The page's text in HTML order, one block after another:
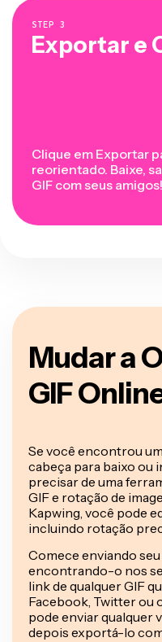
STEP 3
Exportar e
Clique em Exportar
reorientado. Baixe,
GIF com seus amigos!
Mudar a
GIF
Se você encontrou
cabeça para baixo ou
precisar de uma
GIF e rotação de
Kapwing, você pode
incluindo rotação
Comece enviando
encontrando-o nos
link de qualquer GIF
Facebook, Twitter ou
pode enviar qualquer
depois exportá-lo